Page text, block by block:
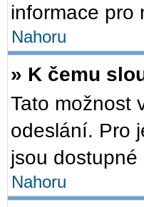
informace pro
Nahoru
» K čemu
Tato možnost
odeslání. Pro
jsou
Nahoru